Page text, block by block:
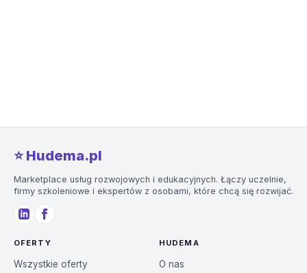
⭐️ Hudema.pl
Marketplace usług rozwojowych i edukacyjnych. Łączy uczelnie,
firmy szkoleniowe i ekspertów z osobami, które chcą się rozwijać.
OFERTY
Wszystkie oferty
HUDEMA
O nas